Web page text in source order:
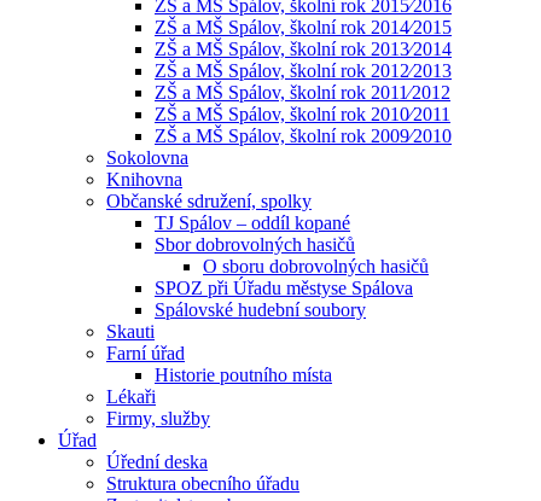
ZŠ a MŠ Spálov, školní rok 2015⁄2016
ZŠ a MŠ Spálov, školní rok 2014⁄2015
ZŠ a MŠ Spálov, školní rok 2013⁄2014
ZŠ a MŠ Spálov, školní rok 2012⁄2013
ZŠ a MŠ Spálov, školní rok 2011⁄2012
ZŠ a MŠ Spálov, školní rok 2010⁄2011
ZŠ a MŠ Spálov, školní rok 2009⁄2010
Sokolovna
Knihovna
Občanské sdružení, spolky
TJ Spálov – oddíl kopané
Sbor dobrovolných hasičů
O sboru dobrovolných hasičů
SPOZ při Úřadu městyse Spálova
Spálovské hudební soubory
Skauti
Farní úřad
Historie poutního místa
Lékaři
Firmy, služby
Úřad
Úřední deska
Struktura obecního úřadu